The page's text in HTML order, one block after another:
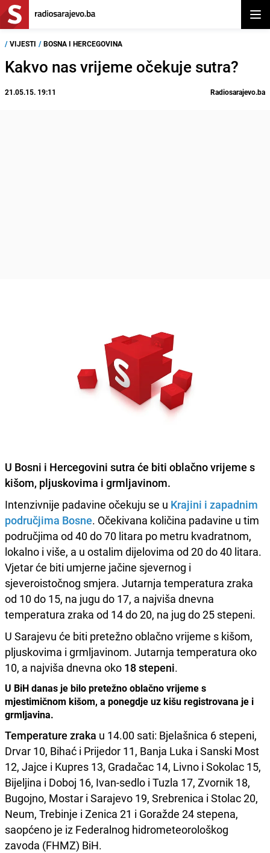
/ VIJESTI / BOSNA I HERCEGOVINA
Kakvo nas vrijeme očekuje sutra?
21.05.15. 19:11 Radiosarajevo.ba
U Bosni i Hercegovini sutra će biti oblačno vrijeme s
kišom, pljuskovima i grmljavinom.
Intenzivnije padavine očekuju se u Krajini i zapadnim
područjima Bosne. Očekivana količina padavine u tim
područjima od 40 do 70 litara po metru kvadratnom,
lokalno i više, a u ostalim dijelovima od 20 do 40 litara.
Vjetar će biti umjerne jačine sjevernog i
sjeveroistočnog smjera. Jutarnja temperatura zraka
od 10 do 15, na jugu do 17, a najviša dnevna
temperatura zraka od 14 do 20, na jug do 25 stepeni.
U Sarajevu će biti pretežno oblačno vrijeme s kišom,
pljuskovima i grmljavinom. Jutarnja temperatura oko
10, a najviša dnevna oko 18 stepeni.
U BiH danas je bilo pretežno oblačno vrijeme s
mjestimičnom kišom, a ponegdje uz kišu registrovana je i
grmljavina.
Temperature zraka u 14.00 sati: Bjelašnica 6 stepeni,
Drvar 10, Bihać i Prijedor 11, Banja Luka i Sanski Most
12, Jajce i Kupres 13, Gradačac 14, Livno i Sokolac 15,
Bijeljina i Doboj 16, Ivan-sedlo i Tuzla 17, Zvornik 18,
Bugojno, Mostar i Sarajevo 19, Srebrenica i Stolac 20,
Neum, Trebinje i Zenica 21 i Goražde 24 stepena,
saopćeno je iz Federalnog hidrometeorološkog
zavoda (FHMZ) BiH.